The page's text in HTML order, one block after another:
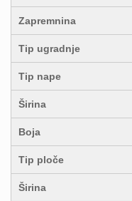
Zapremnina
Tip ugradnje
Tip nape
Širina
Boja
Tip ploče
Širina